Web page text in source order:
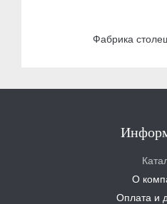
Фабрика
О
Оплата и